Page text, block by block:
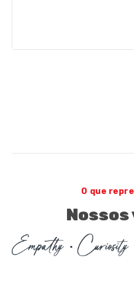
O que